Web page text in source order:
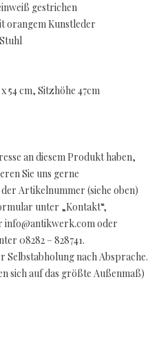
gestrichen
orangem Kunstleder
54 cm, Sitzhöhe 47cm
an diesem Produkt haben,
Sie uns gerne
Artikelnummer (siehe oben)
unter „Kontakt“,
info@antikwerk.com oder
08282 – 828741.
Selbstabholung nach Absprache.
sich auf das größte Außenmaß)